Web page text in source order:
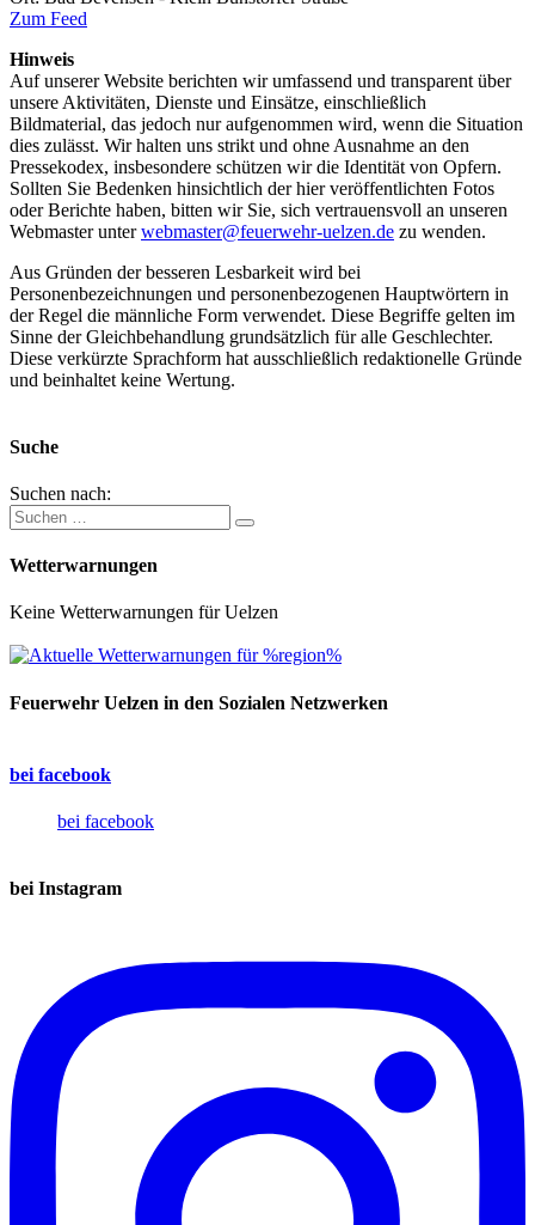
Zum Feed
Hinweis
Auf unserer Website berichten wir umfassend und transparent über
unsere Aktivitäten, Dienste und Einsätze, einschließlich
Bildmaterial, das jedoch nur aufgenommen wird, wenn die Situation
dies zulässt. Wir halten uns strikt und ohne Ausnahme an den
Pressekodex, insbesondere schützen wir die Identität von Opfern.
Sollten Sie Bedenken hinsichtlich der hier veröffentlichten Fotos
oder Berichte haben, bitten wir Sie, sich vertrauensvoll an unseren
Webmaster unterwebmaster@feuerwehr-uelzen.de zu wenden.
Aus Gründen der besseren Lesbarkeit wird bei
Personenbezeichnungen und personenbezogenen Hauptwörtern in
der Regel die männliche Form verwendet. Diese Begriffe gelten im
Sinne der Gleichbehandlung grundsätzlich für alle Geschlechter.
Diese verkürzte Sprachform hat ausschließlich redaktionelle Gründe
und beinhaltet keine Wertung.
Suche
Suchen nach:
Wetterwarnungen
Keine Wetterwarnungen für Uelzen
Feuerwehr Uelzen in den Sozialen Netzwerken
bei facebook
bei facebook
bei Instagram